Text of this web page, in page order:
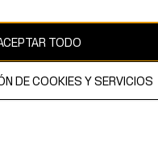
por copyright y es
TODO
DE COOKIES Y SERVICIOS